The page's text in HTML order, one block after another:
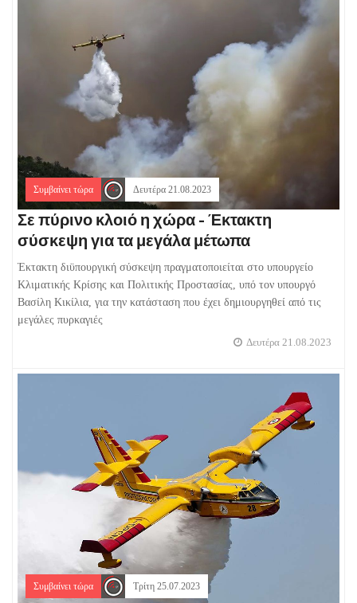
Συμβαίνει τώρα Δευτέρα 21.08.2023
Σε πύρινο κλοιό η χώρα - Έκτακτη
σύσκεψη για τα μεγάλα μέτωπα
Έκτακτη διϋπουργική σύσκεψη πραγματοποιείται στο υπουργείο
Κλιματικής Κρίσης και Πολιτικής Προστασίας, υπό τον υπουργό
Βασίλη Κικίλια, για την κατάσταση που έχει δημιουργηθεί από τις
μεγάλες πυρκαγιές
Δευτέρα 21.08.2023
Συμβαίνει τώρα Τρίτη 25.07.2023